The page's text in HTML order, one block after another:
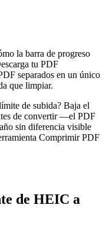
la barra de progreso
tu PDF
separados en un único
que limpiar.
de subida? Baja el
de convertir —el PDF
sin diferencia visible
Comprimir PDF
de HEIC a